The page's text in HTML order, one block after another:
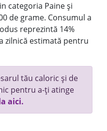
categoria Paine și
de grame. Consumul a
reprezintă 14%
zilnică estimată pentru
tău caloric și de
pentru a-ți atinge
aici.